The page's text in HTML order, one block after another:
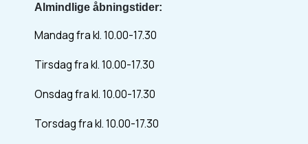
Almindlige åbningstider:
Mandag fra kl. 10.00-17.30
Tirsdag fra kl. 10.00-17.30
Onsdag fra kl. 10.00-17.30
Torsdag fra kl. 10.00-17.30